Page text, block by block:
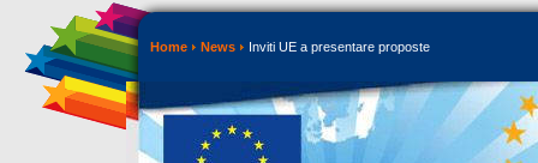
Home News Inviti UE a presentare proposte